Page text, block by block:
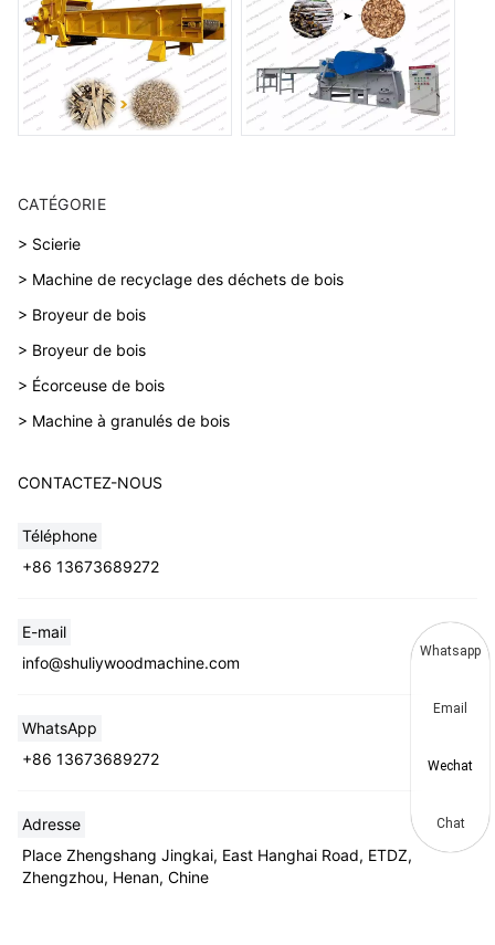
CATÉGORIE
> Scierie
> Machine de recyclage des déchets de bois
> Broyeur de bois
> Broyeur de bois
> Écorceuse de bois
> Machine à granulés de bois
CONTACTEZ-NOUS
Téléphone
+86 13673689272
E-mail
info@shuliywoodmachine.com
WhatsApp
+86 13673689272
Adresse
Place Zhengshang Jingkai, East Hanghai Road, ETDZ,
Zhengzhou, Henan, Chine
Whatsapp
Email
Wechat
Chat